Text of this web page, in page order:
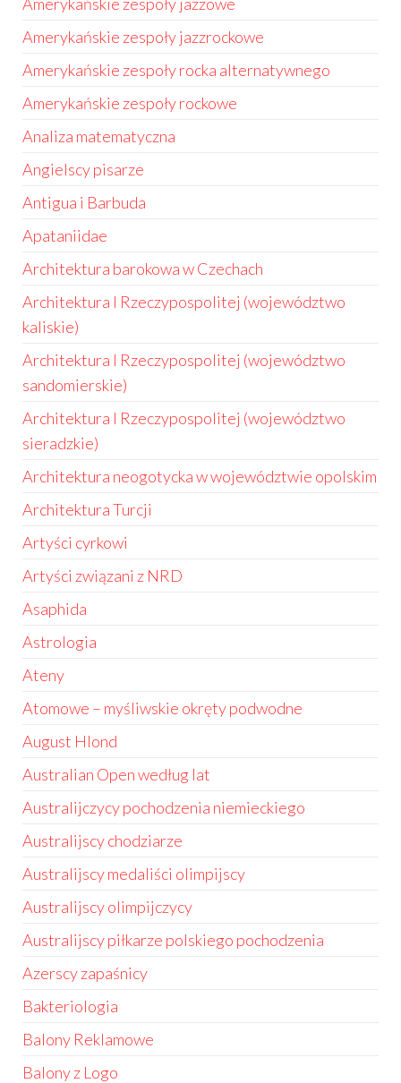
Amerykańskie zespoły jazzrockowe
Amerykańskie zespoły rocka alternatywnego
Amerykańskie zespoły rockowe
Analiza matematyczna
Angielscy pisarze
Antigua i Barbuda
Apataniidae
Architektura barokowa w Czechach
Architektura I Rzeczypospolitej (województwo
kaliskie)
Architektura I Rzeczypospolitej (województwo
sandomierskie)
Architektura I Rzeczypospolitej (województwo
sieradzkie)
Architektura neogotycka w województwie opolskim
Architektura Turcji
Artyści cyrkowi
Artyści związani z NRD
Asaphida
Astrologia
Ateny
Atomowe – myśliwskie okręty podwodne
August Hlond
Australian Open według lat
Australijczycy pochodzenia niemieckiego
Australijscy chodziarze
Australijscy medaliści olimpijscy
Australijscy olimpijczycy
Australijscy piłkarze polskiego pochodzenia
Azerscy zapaśnicy
Bakteriologia
Balony Reklamowe
Balony z Logo